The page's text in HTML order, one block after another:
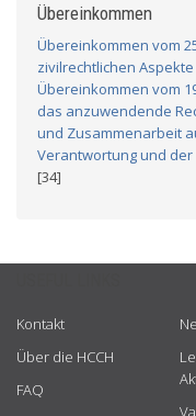
Übereinkommen
Übereinkommen vom
zivilrechtlichen
Übereinkommen vom
das anzuwendende
und Zusammenarbeit
Verantwortung und
[34]
Kontakt
Über die HCCH
FAQ